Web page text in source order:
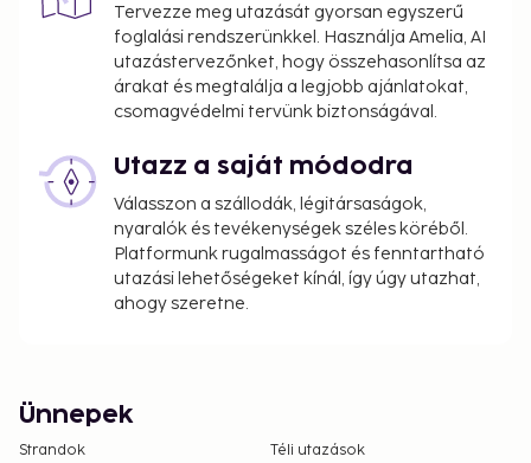
Tervezze meg utazását gyorsan egyszerű
foglalási rendszerünkkel. Használja Amelia, AI
utazástervezőnket, hogy összehasonlítsa az
árakat és megtalálja a legjobb ajánlatokat,
csomagvédelmi tervünk biztonságával.
Utazz a saját módodra
Válasszon a szállodák, légitársaságok,
nyaralók és tevékenységek széles köréből.
Platformunk rugalmasságot és fenntartható
utazási lehetőségeket kínál, így úgy utazhat,
ahogy szeretne.
Ünnepek
Strandok
Téli utazások